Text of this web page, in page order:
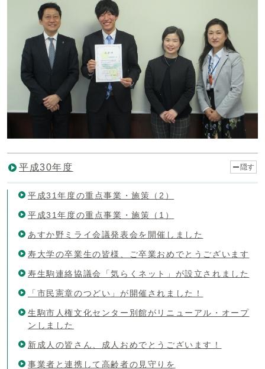
平成30年度 隠す
平成31年度の重点事業・施策（2）
平成31年度の重点事業・施策（1）
あすか野ミライ会議発表会を開催しました
寿大学の卒業生の皆様、ご卒業おめでとうございます
寿生駒連絡協議会「気らくネット」が設立されました
「市民憲章のつどい」が開催されました！
生駒市人権文化センター別館がリニューアル・オープ
ンしました
新成人の皆さん、成人おめでとうございます！
事業者と連携して高齢者の見守りを